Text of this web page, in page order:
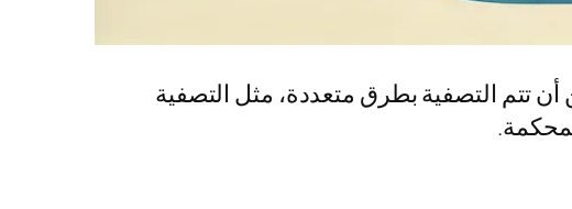
تتم التصفية بطرق متعددة، مثل التصفية